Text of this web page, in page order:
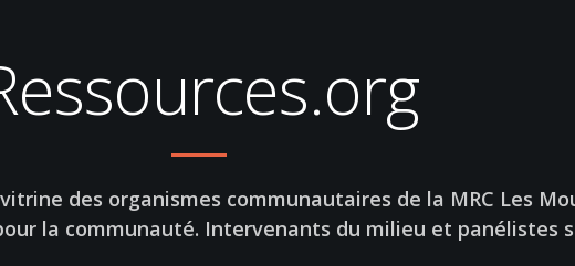
des organismes communautaires de la MRC Les
la communauté. Intervenants du milieu et panélistes